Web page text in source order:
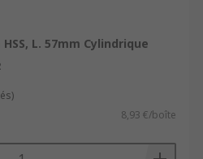
L. 57mm Cylindrique
8,93 €/boîte